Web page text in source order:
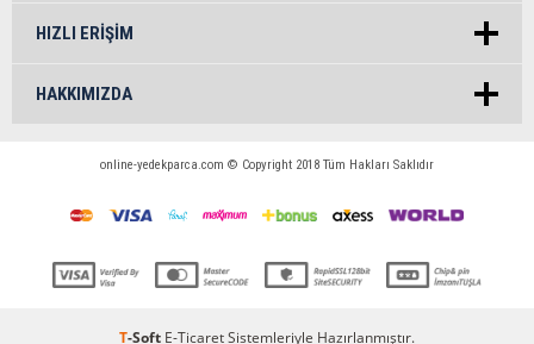
HIZLI ERIŞIM
HAKKIMIZDA
online-yedekparca.com © Copyright 2018 Tüm Hakları Saklıdır
T-Soft E-TicaretSistemleriyle Hazırlanmıştır.